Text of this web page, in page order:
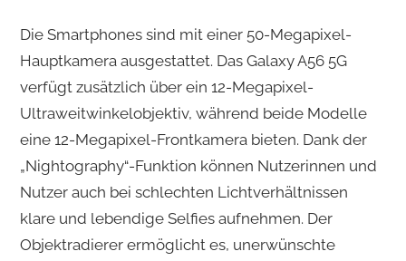
Die Smartphones sind mit einer 50-Megapixel-
Hauptkamera ausgestattet. Das Galaxy A56 5G
verfügt zusätzlich über ein 12-Megapixel-
Ultraweitwinkelobjektiv, während beide Modelle
eine 12-Megapixel-Frontkamera bieten. Dank der
„Nightography“-Funktion können Nutzerinnen und
Nutzer auch bei schlechten Lichtverhältnissen
klare und lebendige Selfies aufnehmen. Der
Objektradierer ermöglicht es, unerwünschte